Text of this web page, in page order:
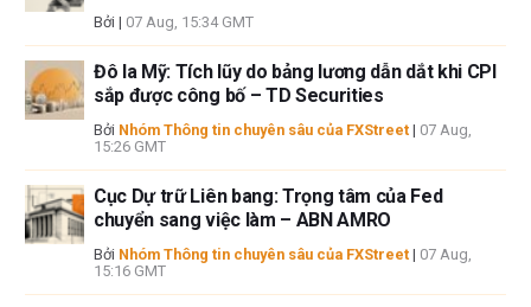
Bởi | 07 Aug, 15:34 GMT
Đô la Mỹ: Tích lũy do bảng lương dẫn dắt khi CPI
sắp được công bố – TD Securities
Bởi Nhóm Thông tin chuyên sâu của FXStreet | 07 Aug,
15:26 GMT
Cục Dự trữ Liên bang: Trọng tâm của Fed
chuyển sang việc làm – ABN AMRO
Bởi Nhóm Thông tin chuyên sâu của FXStreet | 07 Aug,
15:16 GMT